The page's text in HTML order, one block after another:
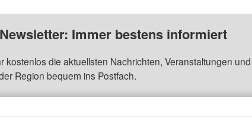
Immer bestens informiert
kostenlos die aktuellsten Nachrichten, Veranstaltungen und
Region bequem ins Postfach.